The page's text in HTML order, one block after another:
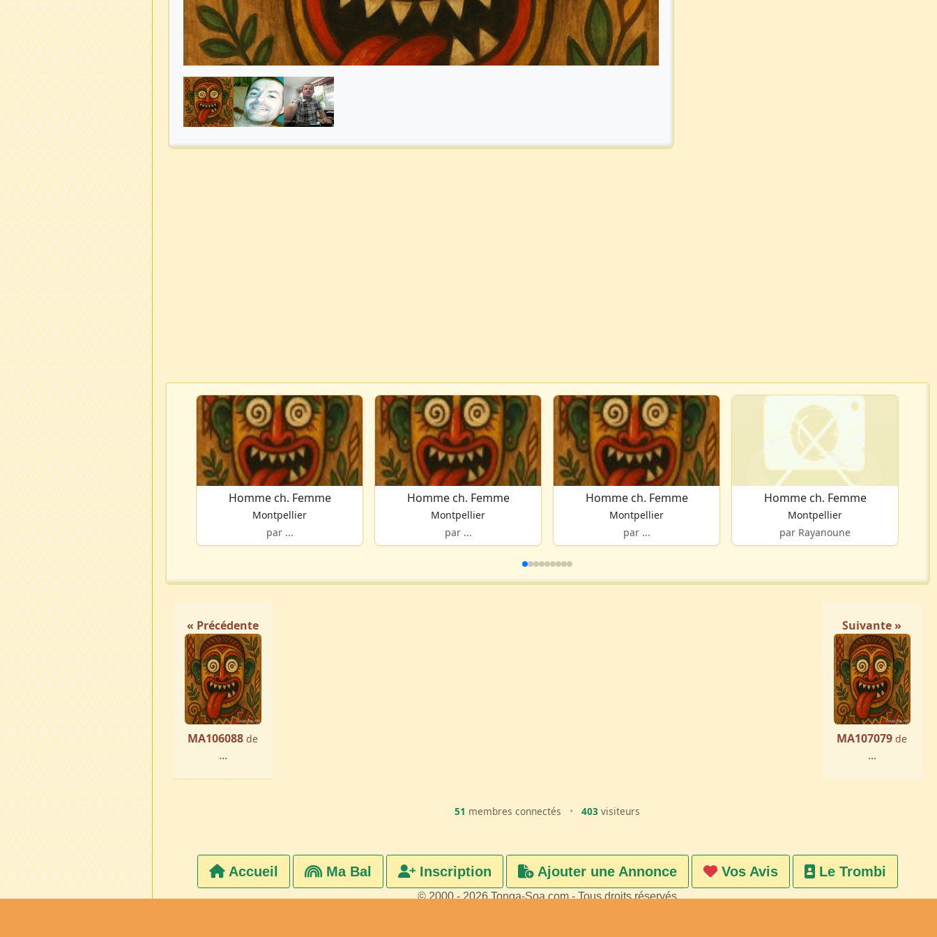
Homme ch. Femme
Montpellier
par ...
Homme ch. Femme
Montpellier
par ...
Homme ch. Femme
Montpellier
par ...
Homme ch. Femme
Montpellier
par Rayanoune
« Précédente
MA106088 de
...
Suivante »
MA107079 de
...
51 membres connectés • 403 visiteurs
Accueil Ma Bal Inscription Ajouter une Annonce Vos Avis Le Trombi
© 2000 - 2026 Tonga-Soa.com - Tous droits réservés